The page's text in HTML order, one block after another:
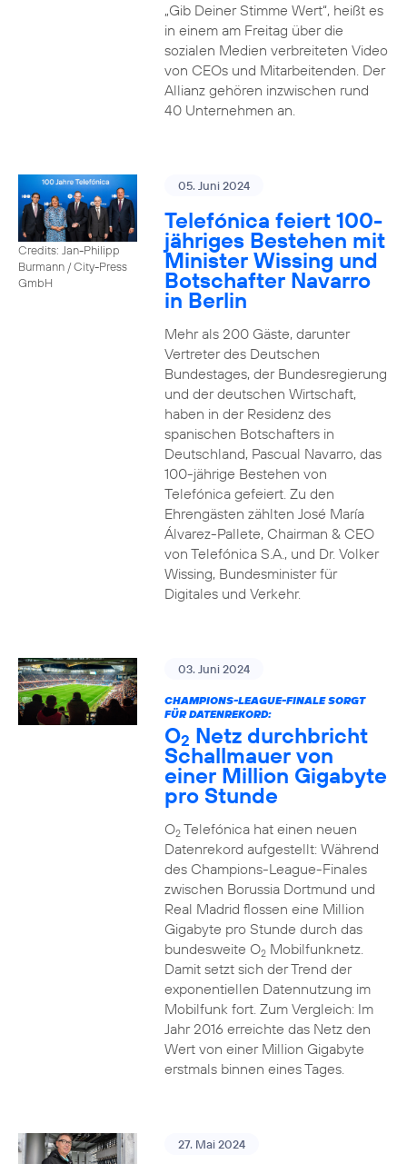
„Gib Deiner Stimme Wert“, heißt es
in einem am Freitag über die
sozialen Medien verbreiteten Video
von CEOs und Mitarbeitenden. Der
Allianz gehören inzwischen rund
40 Unternehmen an.
Credits: Jan-Philipp
Burmann / City-Press
GmbH
05. Juni 2024
Telefónica feiert 100-
jähriges Bestehen mit
Minister Wissing und
Botschafter Navarro
in Berlin
Mehr als 200 Gäste, darunter
Vertreter des Deutschen
Bundestages, der Bundesregierung
und der deutschen Wirtschaft,
haben in der Residenz des
spanischen Botschafters in
Deutschland, Pascual Navarro, das
100-jährige Bestehen von
Telefónica gefeiert. Zu den
Ehrengästen zählten José María
Álvarez-Pallete, Chairman & CEO
von Telefónica S.A., und Dr. Volker
Wissing, Bundesminister für
Digitales und Verkehr.
03. Juni 2024
CHAMPIONS-LEAGUE-FINALE SORGT
FÜR DATENREKORD:
O2 Netz durchbricht
Schallmauer von
einer Million Gigabyte
pro Stunde
O2Telefónica hat einen neuen
Datenrekord aufgestellt: Während
des Champions-League-Finales
zwischen Borussia Dortmund und
Real Madrid flossen eine Million
Gigabyte pro Stunde durch das
bundesweite O2Mobilfunknetz.
Damit setzt sich der Trend der
exponentiellen Datennutzung im
Mobilfunk fort. Zum Vergleich: Im
Jahr 2016 erreichte das Netz den
Wert von einer Million Gigabyte
erstmals binnen eines Tages.
27. Mai 2024